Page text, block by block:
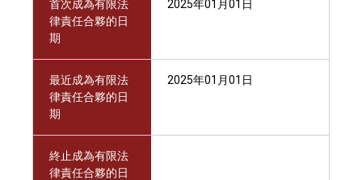
首次成為有限法
律責任合夥的日
期
2025年01月01日
最近成為有限法
律責任合夥的日
期
2025年01月01日
終止成為有限法
律責任合夥的日